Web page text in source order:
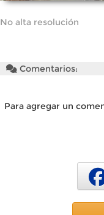
No alta resolución
Comentarios:
Para agregar un